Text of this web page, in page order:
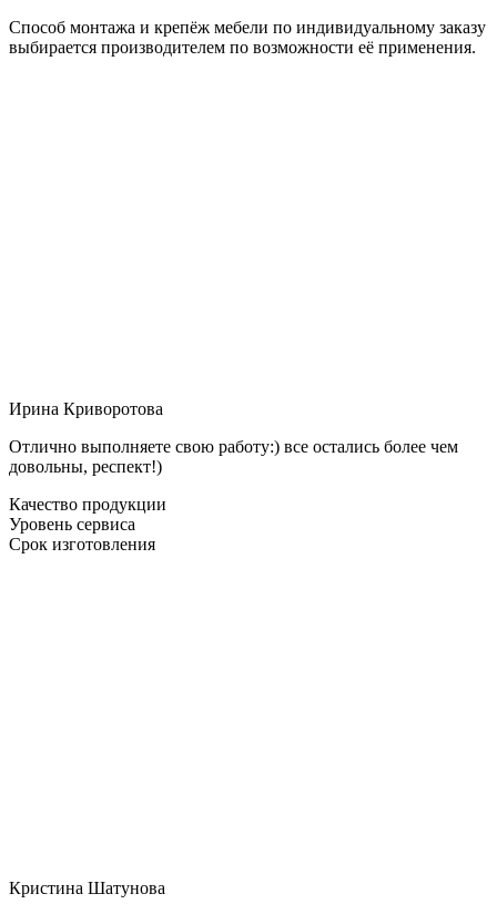
Способ монтажа и крепёж мебели по индивидуальному заказу
выбирается производителем по возможности её применения.
Ирина Криворотова
Отлично выполняете свою работу:) все остались более чем
довольны, респект!)
Качество продукции
Уровень сервиса
Срок изготовления
Кристина Шатунова